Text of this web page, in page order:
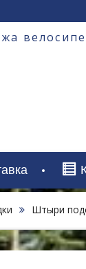
Штыри